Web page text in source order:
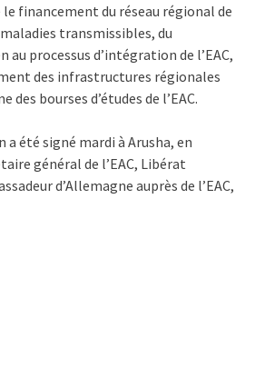
financement du réseau régional de
transmissibles, du
processus d’intégration de l’EAC,
des infrastructures régionales
des bourses d’études de l’EAC.
a été signé mardi à Arusha, en
général de l’EAC, Libérat
d’Allemagne auprès de l’EAC,